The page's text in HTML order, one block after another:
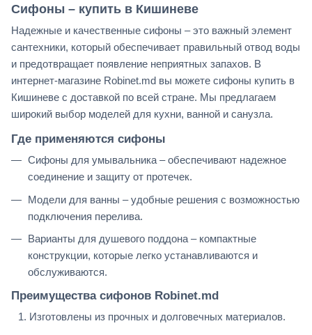
Сифоны – купить в Кишиневе
Надежные и качественные сифоны – это важный элемент
сантехники, который обеспечивает правильный отвод воды
и предотвращает появление неприятных запахов. В
интернет-магазине Robinet.md вы можете сифоны купить в
Кишиневе с доставкой по всей стране. Мы предлагаем
широкий выбор моделей для кухни, ванной и санузла.
Где применяются сифоны
Сифоны для умывальника – обеспечивают надежное
соединение и защиту от протечек.
Модели для ванны – удобные решения с возможностью
подключения перелива.
Варианты для душевого поддона – компактные
конструкции, которые легко устанавливаются и
обслуживаются.
Преимущества сифонов Robinet.md
Изготовлены из прочных и долговечных материалов.